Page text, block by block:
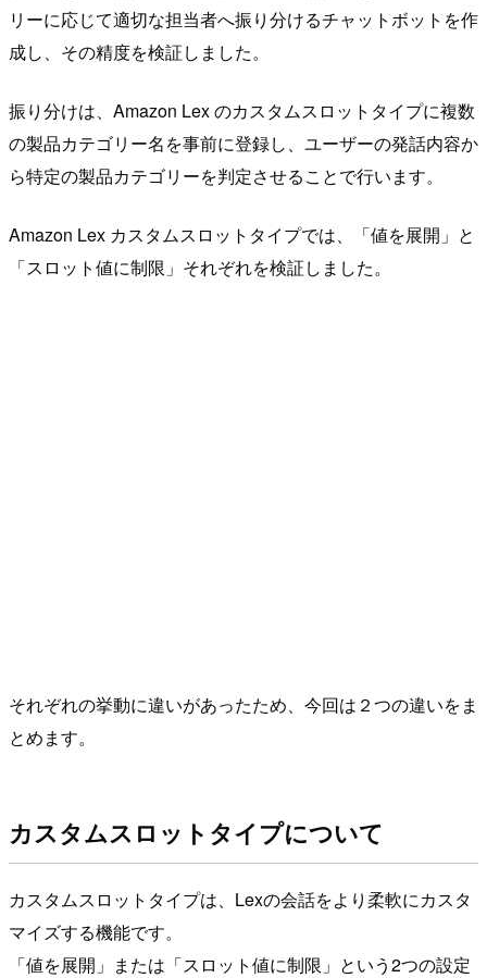
リーに応じて適切な担当者へ振り分けるチャットボットを作
成し、その精度を検証しました。
振り分けは、Amazon Lex のカスタムスロットタイプに複数
の製品カテゴリー名を事前に登録し、ユーザーの発話内容か
ら特定の製品カテゴリーを判定させることで行います。
Amazon Lex カスタムスロットタイプでは、「値を展開」と
「スロット値に制限」それぞれを検証しました。
それぞれの挙動に違いがあったため、今回は２つの違いをま
とめます。
カスタムスロットタイプについて
カスタムスロットタイプは、Lexの会話をより柔軟にカスタ
マイズする機能です。
「値を展開」または「スロット値に制限」という2つの設定